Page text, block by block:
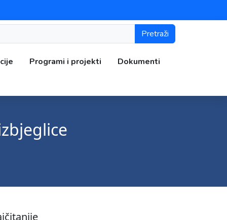
Pretraži
Programi i projekti
Dokumenti